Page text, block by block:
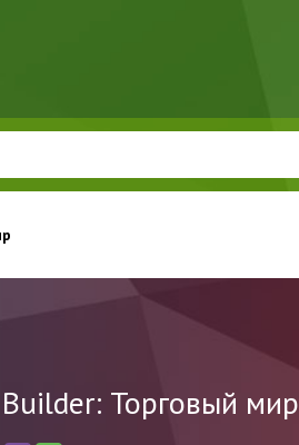
Торговый мир